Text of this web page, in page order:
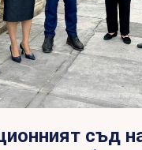
съд